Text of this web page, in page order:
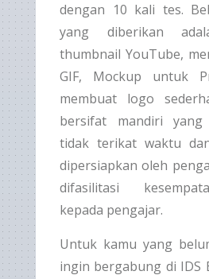
dengan 10 kali tes.
yang diberikan
thumbnail YouTube,
GIF, Mockup untuk
membuat logo
bersifat mandiri
tidak terikat waktu
dipersiapkan oleh
difasilitasi
kepada pengajar.
Untuk kamu yang
ingin bergabung di IDS